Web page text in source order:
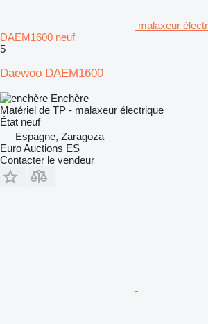
malaxeur
DAEM1600 neuf
5
Daewoo DAEM1600
Enchère
Matériel de TP - malaxeur électrique
État neuf
Espagne, Zaragoza
Euro Auctions ES
Contacter le vendeur